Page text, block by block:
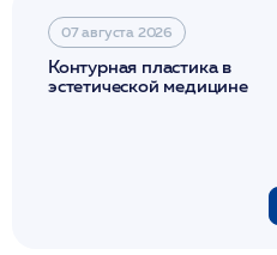
07 августа 2026
Контурная пластика в
эстетической медицине